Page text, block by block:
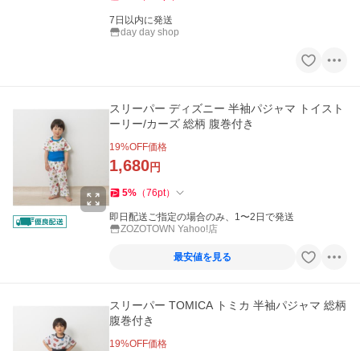
7日以内に発送
day day shop
スリーパー ディズニー 半袖パジャマ トイスト
ーリー/カーズ 総柄 腹巻付き
19%OFF価格
1,680円
5% （76pt）
即日配送ご指定の場合のみ、1〜2日で発送
ZOZOTOWN Yahoo!店
最安値を見る
スリーパー TOMICA トミカ 半袖パジャマ 総柄
腹巻付き
19%OFF価格